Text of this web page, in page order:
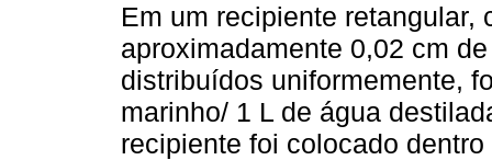
Em um recipiente
aproximadamente 0,02 cm
distribuídos uniformemente,
marinho/ 1 L de água
recipiente foi colocado